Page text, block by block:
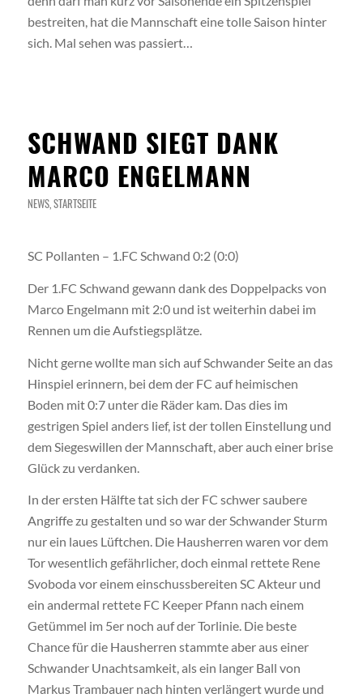
bestreiten, hat die Mannschaft eine tolle Saison hinter
sich. Mal sehen was passiert…
SCHWAND SIEGT DANK
MARCO ENGELMANN
NEWS, STARTSEITE
SC Pollanten – 1.FC Schwand 0:2 (0:0)
Der 1.FC Schwand gewann dank des Doppelpacks von
Marco Engelmann mit 2:0 und ist weiterhin dabei im
Rennen um die Aufstiegsplätze.
Nicht gerne wollte man sich auf Schwander Seite an das
Hinspiel erinnern, bei dem der FC auf heimischen
Boden mit 0:7 unter die Räder kam. Das dies im
gestrigen Spiel anders lief, ist der tollen Einstellung und
dem Siegeswillen der Mannschaft, aber auch einer brise
Glück zu verdanken.
In der ersten Hälfte tat sich der FC schwer saubere
Angriffe zu gestalten und so war der Schwander Sturm
nur ein laues Lüftchen. Die Hausherren waren vor dem
Tor wesentlich gefährlicher, doch einmal rettete Rene
Svoboda vor einem einschussbereiten SC Akteur und
ein andermal rettete FC Keeper Pfann nach einem
Getümmel im 5er noch auf der Torlinie. Die beste
Chance für die Hausherren stammte aber aus einer
Schwander Unachtsamkeit, als ein langer Ball von
Markus Trambauer nach hinten verlängert wurde und